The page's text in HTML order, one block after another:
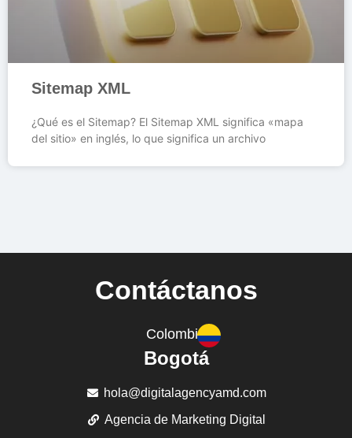
Sitemap XML
¿Qué es el Sitemap? El Sitemap XML significa «mapa
del sitio» en inglés, lo que significa un archivo
Contáctanos
Colombia
Bogotá
hola@digitalagencyamd.com
Agencia de Marketing Digital